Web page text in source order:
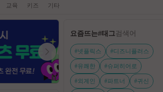
교육 키즈 기타
요즘뜨는#태그검색어
#넷플릭스 #디즈니플러스
#유쾌한 #슈퍼히어로
#외계인 #파트너 #귀신